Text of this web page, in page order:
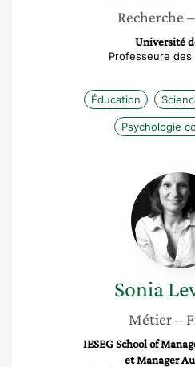
Recherche
Université
Professeure
Éducation
Psychologie
Sonia
Métier–
IESEG School of
et Manager